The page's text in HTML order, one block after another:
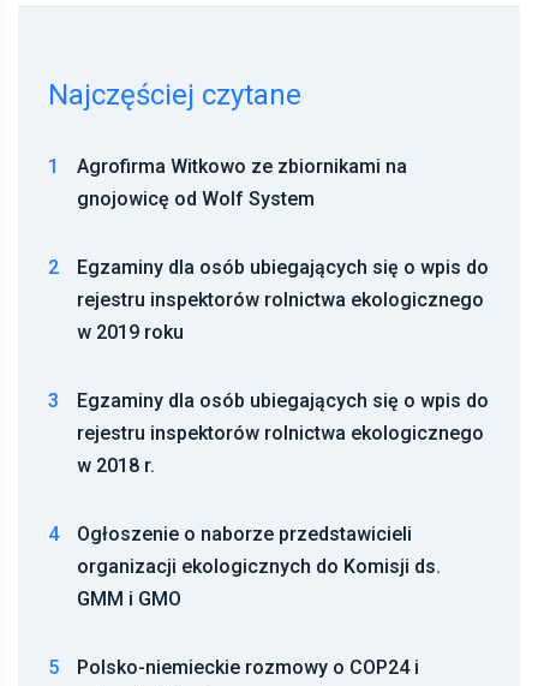
Najczęściej czytane
1
Agrofirma Witkowo ze zbiornikami na
gnojowicę od Wolf System
2
Egzaminy dla osób ubiegających się o wpis do
rejestru inspektorów rolnictwa ekologicznego
w 2019 roku
3
Egzaminy dla osób ubiegających się o wpis do
rejestru inspektorów rolnictwa ekologicznego
w 2018 r.
4
Ogłoszenie o naborze przedstawicieli
organizacji ekologicznych do Komisji ds.
GMM i GMO
5
Polsko-niemieckie rozmowy o COP24 i